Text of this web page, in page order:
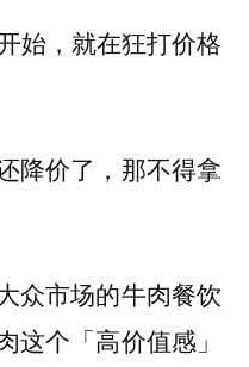
始，就在狂打价格
降价了，那不得拿
众市场的牛肉餐饮
这个「高价值感」